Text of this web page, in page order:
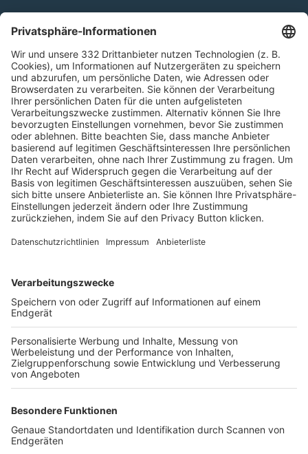
Kontakt
HÄUFIG BESUCHTE SEITEN
Pässe und Vereinswechsel
Trainerausbildung
Schulungsangebot Vereinsmitarbeiter
BFV-Geschäftsstellen
Trainerbörse
Login SpielPlus
FOLGE DEM BFV
TOP-VEREINE
TOP-PARTNER